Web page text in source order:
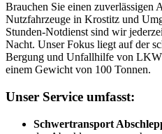
Brauchen Sie einen zuverlässigen
Nutzfahrzeuge in Krostitz und
Stunden-Notdienst sind wir
Nacht. Unser Fokus liegt auf der
Bergung und Unfallhilfe von
einem Gewicht von 100 Tonnen.
Unser Service umfasst:
Schwertransport